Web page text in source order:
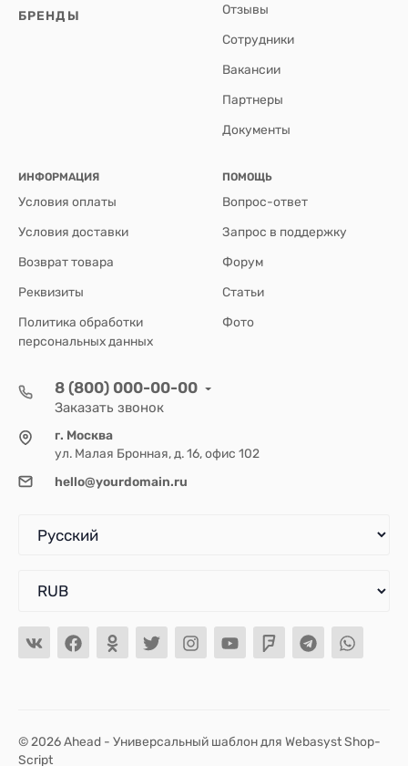
БРЕНДЫ Отзывы
Сотрудники
Вакансии
Партнеры
Документы
ИНФОРМАЦИЯ
Условия оплаты
Условия доставки
Возврат товара
Реквизиты
Политика обработки
персональных данных
ПОМОЩЬ
Вопрос-ответ
Запрос в поддержку
Форум
Статьи
Фото
8 (800) 000-00-00
Заказать звонок
г. Москва
ул. Малая Бронная, д. 16, офис 102
hello@yourdomain.ru
© 2026 Ahead - Универсальный шаблон для Webasyst Shop-
Script